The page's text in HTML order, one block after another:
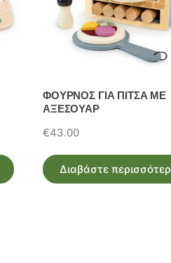
ΦΟΥΡΝΟΣ ΓΙΑ ΠΙΤΣΑ ΜΕ
ΑΞΕΣΟΥΑΡ
€43.00
Διαβάστε